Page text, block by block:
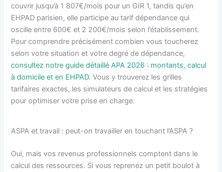
couvrir jusqu’à 1 807€/mois pour un GIR 1, tandis qu’en
EHPAD parisien, elle participe au tarif dépendance qui
oscille entre 600€ et 2 200€/mois selon l’établissement.
Pour comprendre précisément combien vous toucherez
selon votre situation et votre degré de dépendance,
consultez notre guide détaillé APA 2026 : montants, calcul
à domicile et en EHPAD. Vous y trouverez les grilles
tarifaires exactes, les simulateurs de calcul et les stratégies
pour optimiser votre prise en charge.
ASPA et travail : peut-on travailler en touchant l’ASPA ?
Oui, mais vos revenus professionnels comptent dans le
calcul des ressources. Si vous reprenez un petit boulot à